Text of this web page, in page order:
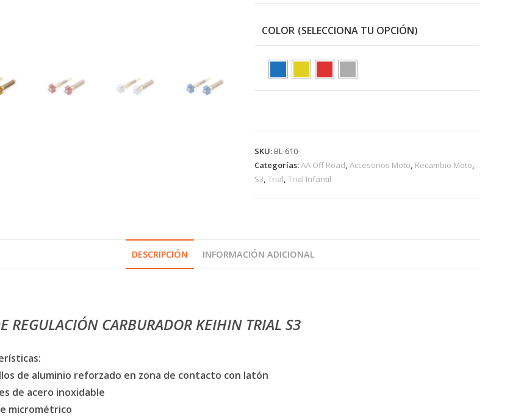
COLOR
SKU:BL-610-
Categorías:AA Off Road, Accesorios Moto, Recambio Moto,
S3, Trial, Trial Infantil
DESCRIPCIÓN INFORMACIÓN ADICIONAL
REGULACIÓN CARBURADOR KEIHIN TRIAL S3
de aluminio reforzado en zona de contacto con latón
de acero inoxidable
micrométrico